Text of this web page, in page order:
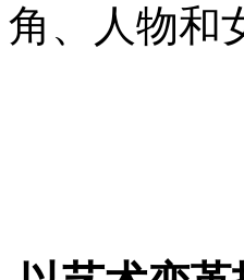
角、人物和